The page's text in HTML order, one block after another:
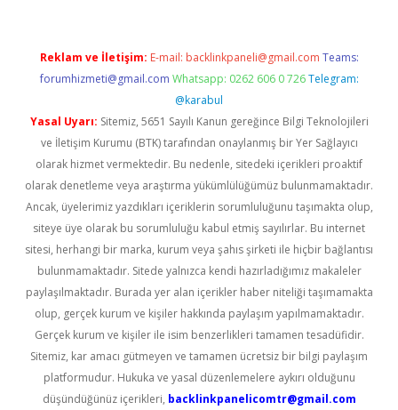
Reklam ve İletişim: E-mail: backlinkpaneli@gmail.com Teams:
forumhizmeti@gmail.com Whatsapp: 0262 606 0 726 Telegram:
@karabul
Yasal Uyarı: Sitemiz, 5651 Sayılı Kanun gereğince Bilgi Teknolojileri
ve İletişim Kurumu (BTK) tarafından onaylanmış bir Yer Sağlayıcı
olarak hizmet vermektedir. Bu nedenle, sitedeki içerikleri proaktif
olarak denetleme veya araştırma yükümlülüğümüz bulunmamaktadır.
Ancak, üyelerimiz yazdıkları içeriklerin sorumluluğunu taşımakta olup,
siteye üye olarak bu sorumluluğu kabul etmiş sayılırlar. Bu internet
sitesi, herhangi bir marka, kurum veya şahıs şirketi ile hiçbir bağlantısı
bulunmamaktadır. Sitede yalnızca kendi hazırladığımız makaleler
paylaşılmaktadır. Burada yer alan içerikler haber niteliği taşımamakta
olup, gerçek kurum ve kişiler hakkında paylaşım yapılmamaktadır.
Gerçek kurum ve kişiler ile isim benzerlikleri tamamen tesadüfidir.
Sitemiz, kar amacı gütmeyen ve tamamen ücretsiz bir bilgi paylaşım
platformudur. Hukuka ve yasal düzenlemelere aykırı olduğunu
düşündüğünüz içerikleri, backlinkpanelicomtr@gmail.com